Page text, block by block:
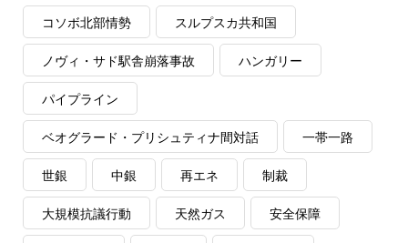
コソボ北部情勢 スルプスカ共和国
ノヴィ・サド駅舎崩落事故 ハンガリー
パイプライン
ベオグラード・プリシュティナ間対話 一帯一路
世銀 中銀 再エネ 制裁
大規模抗議行動 天然ガス 安全保障